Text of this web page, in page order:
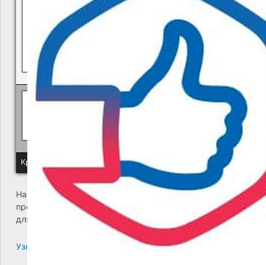
Политика КГУП "Камчатский водоканал" в отношении
Краевое государственное унитарное предприятие
На сайте возникла критическая ошибка. Пожалуйста,
проверьте входящие сообщения почты администратора
для дальнейших инструкций.
Узнайте больше про решение проблем с WordPress.